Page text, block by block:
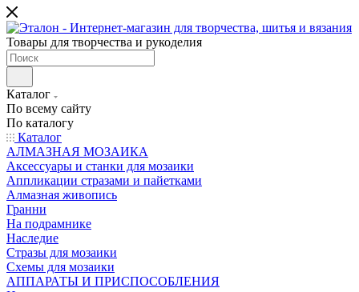
Товары для творчества и рукоделия
Каталог
По всему сайту
По каталогу
Каталог
АЛМАЗНАЯ МОЗАИКА
Аксессуары и станки для мозаики
Аппликации стразами и пайетками
Алмазная живопись
Гранни
На подрамнике
Наследие
Стразы для мозаики
Схемы для мозаики
АППАРАТЫ И ПРИСПОСОБЛЕНИЯ